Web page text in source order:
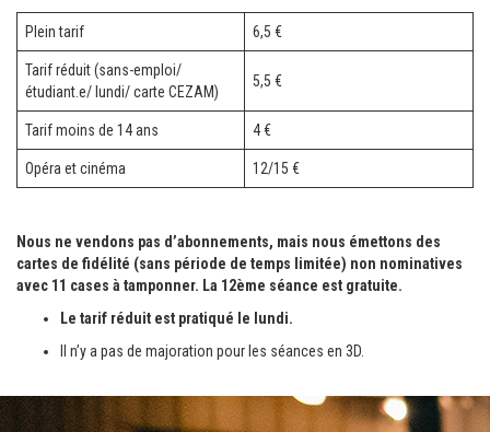
Plein tarif 6,5 €
Tarif réduit (sans-emploi/
étudiant.e/ lundi/ carte CEZAM)
5,5 €
Tarif moins de 14 ans 4 €
Opéra et cinéma 12/15 €
Nous ne vendons pas d’abonnements, mais nous émettons des
cartes de fidélité (sans période de temps limitée) non nominatives
avec 11 cases à tamponner. La 12ème séance est gratuite.
Le tarif réduit est pratiqué le lundi.
Il n’y a pas de majoration pour les séances en 3D.